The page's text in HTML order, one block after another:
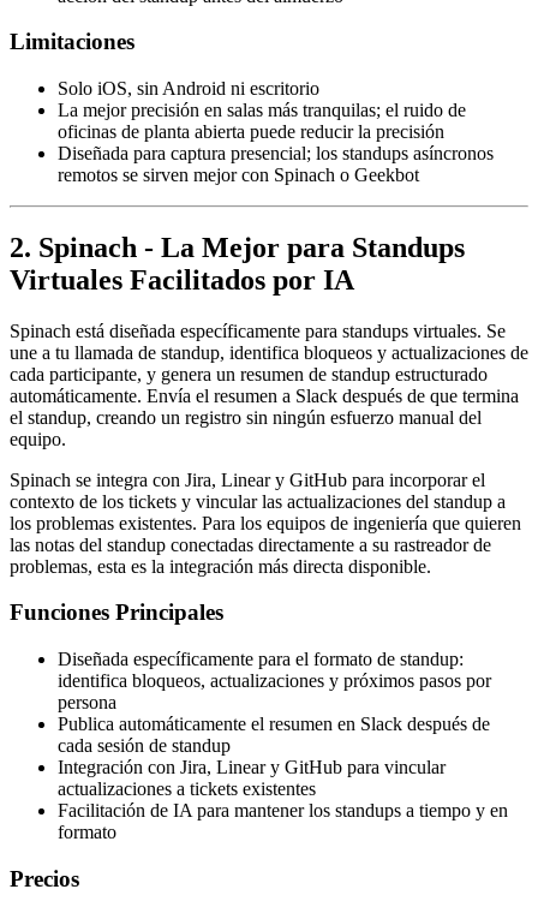
Limitaciones
Solo iOS, sin Android ni escritorio
La mejor precisión en salas más tranquilas; el ruido de
oficinas de planta abierta puede reducir la precisión
Diseñada para captura presencial; los standups asíncronos
remotos se sirven mejor con Spinach o Geekbot
2. Spinach - La Mejor para Standups
Virtuales Facilitados por IA
Spinach está diseñada específicamente para standups virtuales. Se
une a tu llamada de standup, identifica bloqueos y actualizaciones de
cada participante, y genera un resumen de standup estructurado
automáticamente. Envía el resumen a Slack después de que termina
el standup, creando un registro sin ningún esfuerzo manual del
equipo.
Spinach se integra con Jira, Linear y GitHub para incorporar el
contexto de los tickets y vincular las actualizaciones del standup a
los problemas existentes. Para los equipos de ingeniería que quieren
las notas del standup conectadas directamente a su rastreador de
problemas, esta es la integración más directa disponible.
Funciones Principales
Diseñada específicamente para el formato de standup:
identifica bloqueos, actualizaciones y próximos pasos por
persona
Publica automáticamente el resumen en Slack después de
cada sesión de standup
Integración con Jira, Linear y GitHub para vincular
actualizaciones a tickets existentes
Facilitación de IA para mantener los standups a tiempo y en
formato
Precios